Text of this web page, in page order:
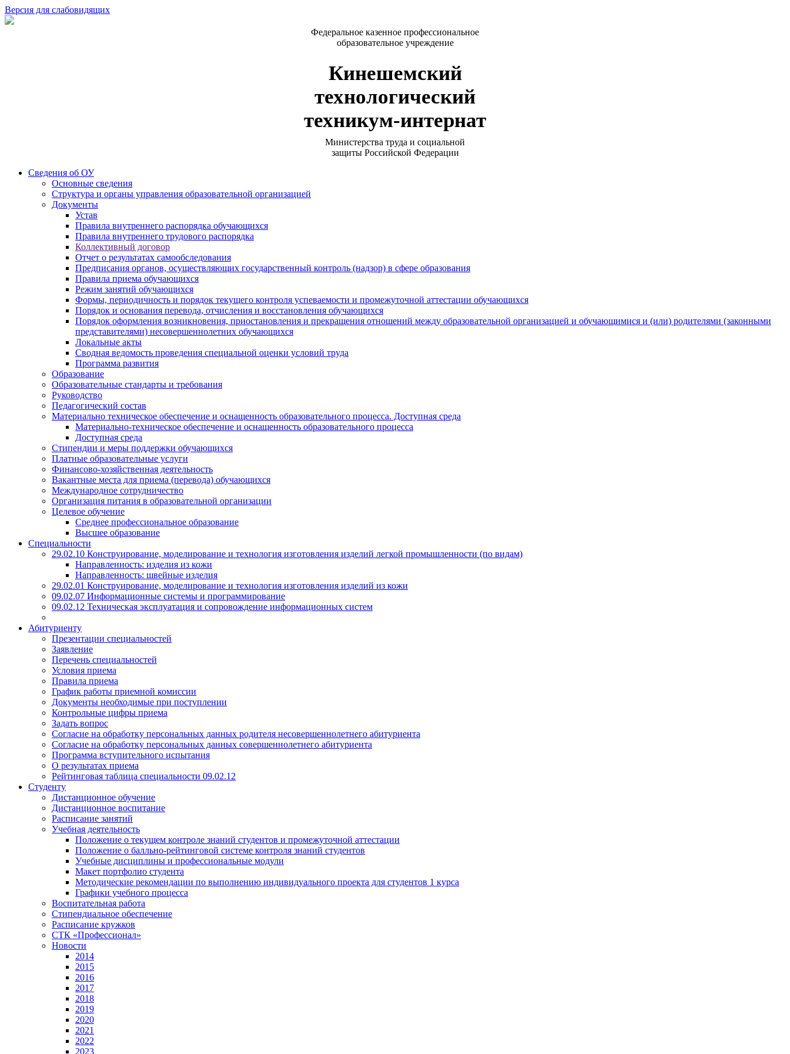
Версия для слабовидящих
Федеральное казенное профессиональное
образовательное учреждение
Кинешемский
технологический
техникум-интернат
Министерства труда и социальной
защиты Российской Федерации
Сведения об ОУ
Основные сведения
Структура и органы управления образовательной организацией
Документы
Устав
Правила внутреннего распорядка обучающихся
Правила внутреннего трудового распорядка
Коллективный договор
Отчет о результатах самообследования
Предписания органов, осуществляющих государственный контроль (надзор) в сфере образования
Правила приема обучающихся
Режим занятий обучающихся
Формы, периодичность и порядок текущего контроля успеваемости и промежуточной аттестации обучающихся
Порядок и основания перевода, отчисления и восстановления обучающихся
Порядок оформления возникновения, приостановления и прекращения отношений между образовательной организацией и обучающимися и (или) родителями (законными
представителями) несовершеннолетних обучающихся
Локальные акты
Сводная ведомость проведения специальной оценки условий труда
Программа развития
Образование
Образовательные стандарты и требования
Руководство
Педагогический состав
Материально техническое обеспечение и оснащенность образовательного процесса. Доступная среда
Материально-техническое обеспечение и оснащенность образовательного процесса
Доступная среда
Стипендии и меры поддержки обучающихся
Платные образовательные услуги
Финансово-хозяйственная деятельность
Вакантные места для приема (перевода) обучающихся
Международное сотрудничество
Организация питания в образовательной организации
Целевое обучение
Среднее профессиональное образование
Высшее образование
Специальности
29.02.10 Конструирование, моделирование и технология изготовления изделий легкой промышленности (по видам)
Направленность: изделия из кожи
Направленность: швейные изделия
29.02.01 Конструирование, моделирование и технология изготовления изделий из кожи
09.02.07 Информационные системы и программирование
09.02.12 Техническая эксплуатация и сопровождение информационных систем
Абитуриенту
Презентации специальностей
Заявление
Перечень специальностей
Условия приема
Правила приема
График работы приемной комиссии
Документы необходимые при поступлении
Контрольные цифры приема
Задать вопрос
Согласие на обработку персональных данных родителя несовершеннолетнего абитуриента
Согласие на обработку персональных данных совершеннолетнего абитуриента
Программа вступительного испытания
О результатах приема
Рейтинговая таблица специальности 09.02.12
Студенту
Дистанционное обучение
Дистанционное воспитание
Расписание занятий
Учебная деятельность
Положение о текущем контроле знаний студентов и промежуточной аттестации
Положение о балльно-рейтинговой системе контроля знаний студентов
Учебные дисциплины и профессиональные модули
Макет портфолио студента
Методические рекомендации по выполнению индивидуального проекта для студентов 1 курса
Графики учебного процесса
Воспитательная работа
Стипендиальное обеспечение
Расписание кружков
СТК «Профессионал»
Новости
2014
2015
2016
2017
2018
2019
2020
2021
2022
2023